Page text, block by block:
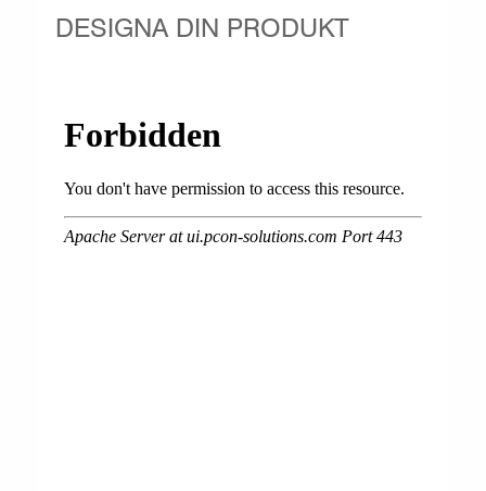
DESIGNA DIN PRODUKT